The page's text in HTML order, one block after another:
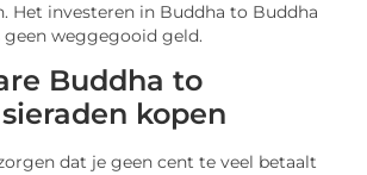
Het investeren in Buddha to Buddha
geen weggegooid geld.
Buddha to
kopen
dat je geen cent te veel betaalt